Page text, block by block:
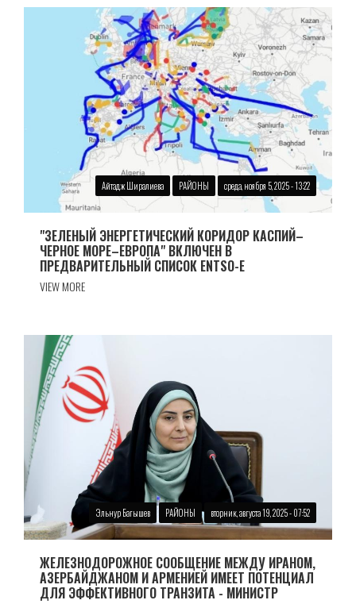
Айтадж Ширалиева РАЙОНЫ среда, ноября 5, 2025 - 13:22
"ЗЕЛЕНЫЙ ЭНЕРГЕТИЧЕСКИЙ КОРИДОР КАСПИЙ–
ЧЕРНОЕ МОРЕ–ЕВРОПА" ВКЛЮЧЕН В
ПРЕДВАРИТЕЛЬНЫЙ СПИСОК ENTSO-E
VIEW MORE
Эльнур Багышев РАЙОНЫ вторник, августа 19, 2025 - 07:52
ЖЕЛЕЗНОДОРОЖНОЕ СООБЩЕНИЕ МЕЖДУ ИРАНОМ,
АЗЕРБАЙДЖАНОМ И АРМЕНИЕЙ ИМЕЕТ ПОТЕНЦИАЛ
ДЛЯ ЭФФЕКТИВНОГО ТРАНЗИТА - МИНИСТР